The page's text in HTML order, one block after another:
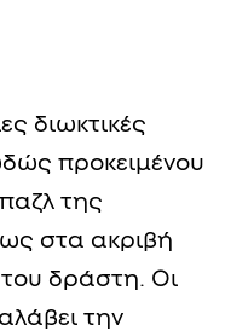
διωκτικές
προκειμένου
της
στα ακριβή
του δράστη. Οι
την